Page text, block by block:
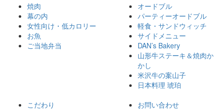
焼肉
幕の内
女性向け・低カロリー
お魚
ご当地弁当
オードブル
パーティーオードブル
軽食・サンドウィッチ
サイドメニュー
DAN’s Bakery
山形牛ステーキ＆焼肉か
かし
米沢牛の案山子
日本料理 琥珀
こだわり
お問い合わせ